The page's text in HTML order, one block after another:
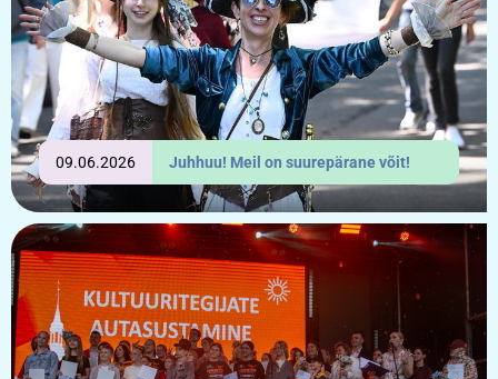
09.06.2026 Juhhuu! Meil on suurepärane võit!